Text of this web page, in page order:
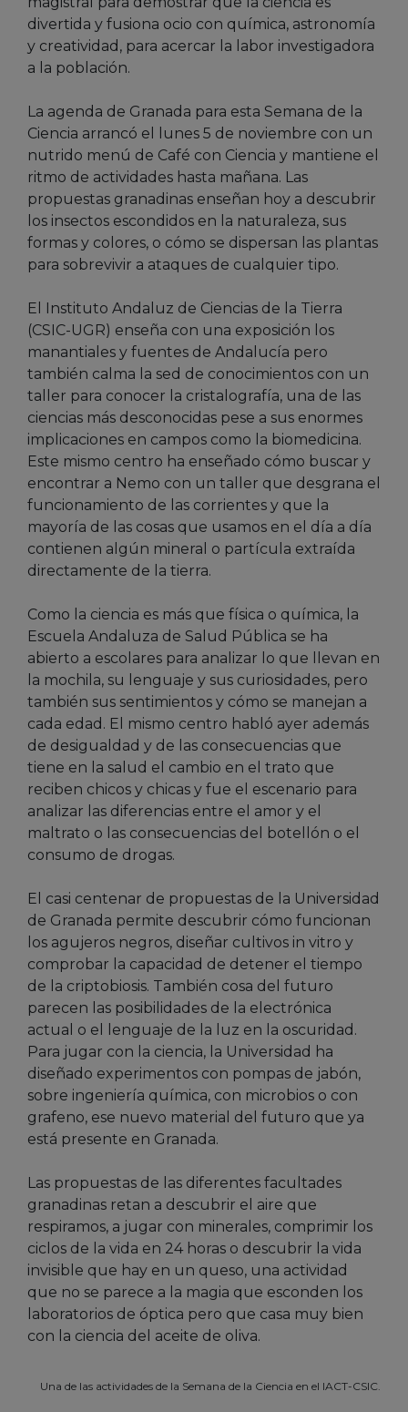
divertida y fusiona ocio con química, astronomía
y creatividad, para acercar la labor investigadora
a la población.
La agenda de Granada para esta Semana de la
Ciencia arrancó el lunes 5 de noviembre con un
nutrido menú de Café con Ciencia y mantiene el
ritmo de actividades hasta mañana. Las
propuestas granadinas enseñan hoy a descubrir
los insectos escondidos en la naturaleza, sus
formas y colores, o cómo se dispersan las plantas
para sobrevivir a ataques de cualquier tipo.
El Instituto Andaluz de Ciencias de la Tierra
(CSIC-UGR) enseña con una exposición los
manantiales y fuentes de Andalucía pero
también calma la sed de conocimientos con un
taller para conocer la cristalografía, una de las
ciencias más desconocidas pese a sus enormes
implicaciones en campos como la biomedicina.
Este mismo centro ha enseñado cómo buscar y
encontrar a Nemo con un taller que desgrana el
funcionamiento de las corrientes y que la
mayoría de las cosas que usamos en el día a día
contienen algún mineral o partícula extraída
directamente de la tierra.
Como la ciencia es más que física o química, la
Escuela Andaluza de Salud Pública se ha
abierto a escolares para analizar lo que llevan en
la mochila, su lenguaje y sus curiosidades, pero
también sus sentimientos y cómo se manejan a
cada edad. El mismo centro habló ayer además
de desigualdad y de las consecuencias que
tiene en la salud el cambio en el trato que
reciben chicos y chicas y fue el escenario para
analizar las diferencias entre el amor y el
maltrato o las consecuencias del botellón o el
consumo de drogas.
El casi centenar de propuestas de la Universidad
de Granada permite descubrir cómo funcionan
los agujeros negros, diseñar cultivos in vitro y
comprobar la capacidad de detener el tiempo
de la criptobiosis. También cosa del futuro
parecen las posibilidades de la electrónica
actual o el lenguaje de la luz en la oscuridad.
Para jugar con la ciencia, la Universidad ha
diseñado experimentos con pompas de jabón,
sobre ingeniería química, con microbios o con
grafeno, ese nuevo material del futuro que ya
está presente en Granada.
Las propuestas de las diferentes facultades
granadinas retan a descubrir el aire que
respiramos, a jugar con minerales, comprimir los
ciclos de la vida en 24 horas o descubrir la vida
invisible que hay en un queso, una actividad
que no se parece a la magia que esconden los
laboratorios de óptica pero que casa muy bien
con la ciencia del aceite de oliva.
Una de las actividades de la Semana de la Ciencia en el IACT-CSIC.